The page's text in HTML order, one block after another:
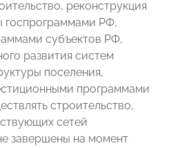
реконструкция
госпрограммами РФ,
субъектов РФ,
развития систем
поселения,
программами
строительство,
сетей
завершены на момент